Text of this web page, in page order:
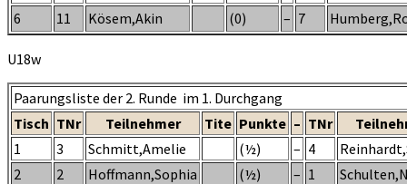
6
11 Kösem,Akin (0) – 7
U18w
Paarungsliste der 2. Runde im 1. Durchgang
Tisch TNr Teilnehmer Tite Punkte – TNr
1
3 Schmitt,Amelie (½) – 4
2
2 Hoffmann,Sophia (½) – 1